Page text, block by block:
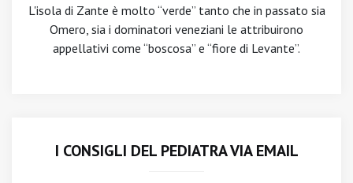
L'isola di Zante è molto “verde” tanto che in passato sia
Omero, sia i dominatori veneziani le attribuirono
appellativi come “boscosa” e “fiore di Levante”.
I CONSIGLI DEL PEDIATRA VIA EMAIL